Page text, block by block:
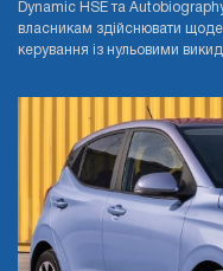
Dynamic HSE та
власникам здійснювати
керування із нульовими